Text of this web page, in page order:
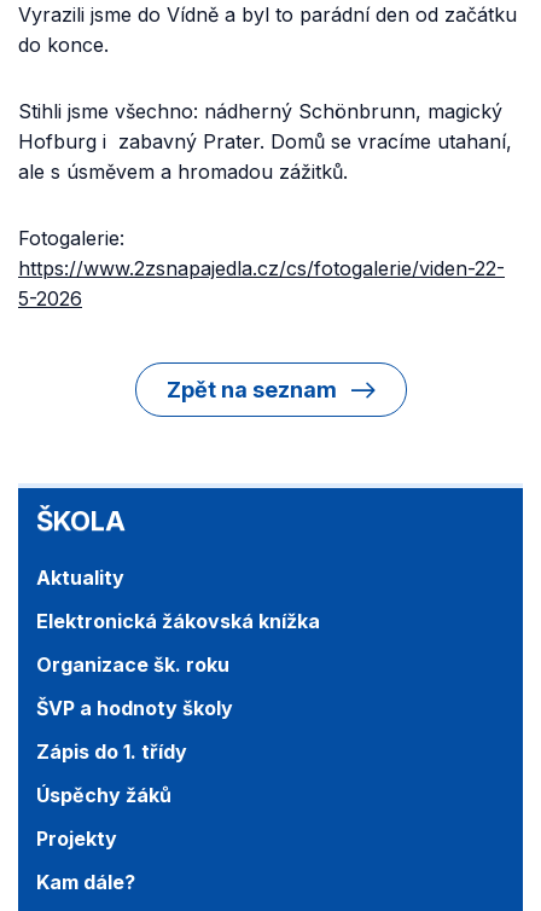
ŠKOLA
ŠKOLA
Aktuality
Elektronická žákovská knížka
Organizace šk. roku
ŠVP a hodnoty školy
Zápis do 1. třídy
Úspěchy žáků
Projekty
Kam dále?
​Vyrazili jsme do Vídně a byl to parádní den od začátku
do konce.
​Stihli jsme všechno: nádherný Schönbrunn, magický
Hofburg i zabavný Prater. Domů se vracíme utahaní,
ale s úsměvem a hromadou zážitků.
Fotogalerie:
https://www.2zsnapajedla.cz/cs/fotogalerie/viden-22-
5-2026
Zpět na seznam